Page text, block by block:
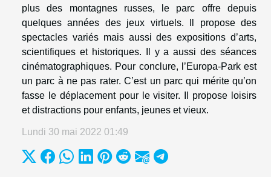
plus des montagnes russes, le parc offre depuis
quelques années des jeux virtuels. Il propose des
spectacles variés mais aussi des expositions d’arts,
scientifiques et historiques. Il y a aussi des séances
cinématographiques. Pour conclure, l’Europa-Park est
un parc à ne pas rater. C’est un parc qui mérite qu’on
fasse le déplacement pour le visiter. Il propose loisirs
et distractions pour enfants, jeunes et vieux.
Lundi 30 mai 2022 01:49